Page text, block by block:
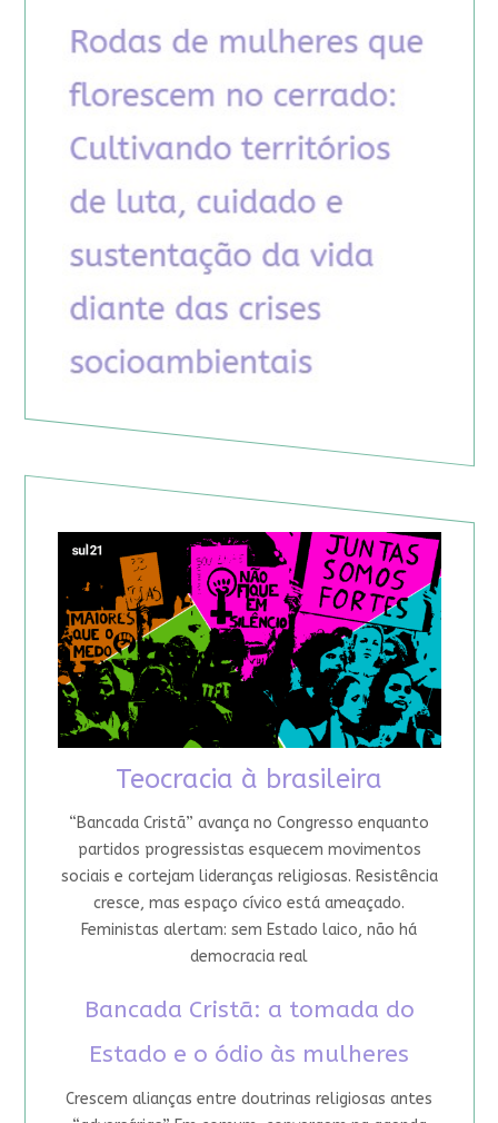
Teocracia à brasileira
“Bancada Cristã” avança no Congresso enquanto
partidos progressistas esquecem movimentos
sociais e cortejam lideranças religiosas. Resistência
cresce, mas espaço cívico está ameaçado.
Feministas alertam: sem Estado laico, não há
democracia real
Bancada Cristã: a tomada do
Estado e o ódio às mulheres
Crescem alianças entre doutrinas religiosas antes